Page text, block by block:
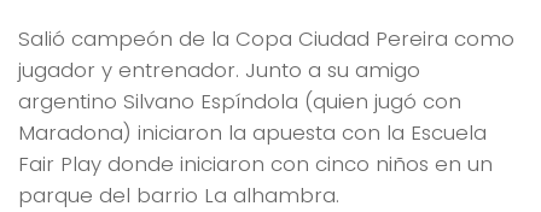
Salió campeón de la Copa Ciudad Pereira como
jugador y entrenador. Junto a su amigo
argentino Silvano Espíndola (quien jugó con
Maradona) iniciaron la apuesta con la Escuela
Fair Play donde iniciaron con cinco niños en un
parque del barrio La alhambra.